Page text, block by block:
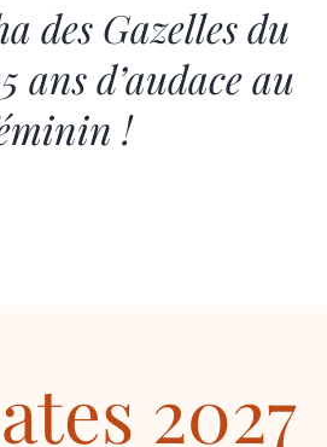
des Gazelles du
d’audace au
!
2027